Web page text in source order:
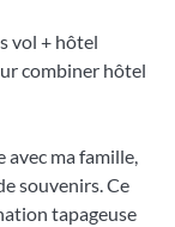
vol + hôtel
combiner hôtel
avec ma famille,
souvenirs. Ce
tapageuse